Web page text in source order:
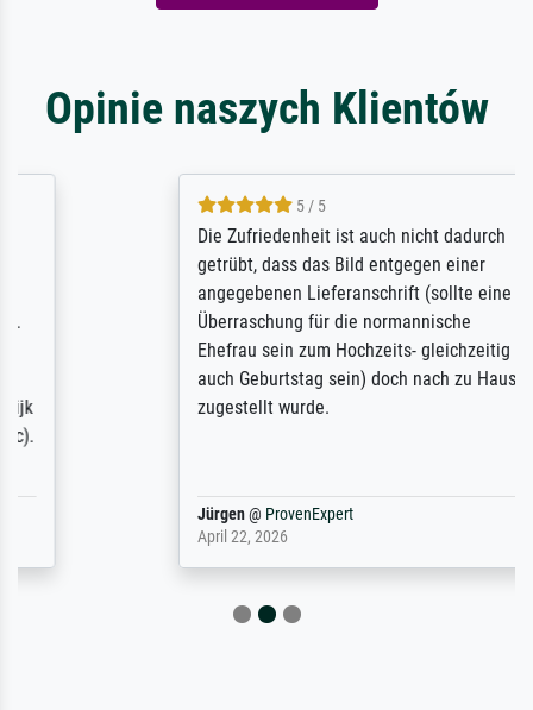
Opinie naszych Klientów
5 / 5
Die Zufriedenheit ist auch nicht dadurch
getrübt, dass das Bild entgegen einer
angegebenen Lieferanschrift (sollte eine
Überraschung für die normannische
Ehefrau sein zum Hochzeits- gleichzeitig
auch Geburtstag sein) doch nach zu Hause
zugestellt wurde.
ProvenExpert